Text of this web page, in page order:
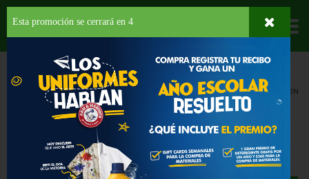
Departamentos
PROVISIONES SALSAS SALSA DE TOMATE
GOYA SALSA BAJA EN
GOYA SALSA BAJA EN SODIO 8 OZ
59¢
Esta promoción se cerrará en 3